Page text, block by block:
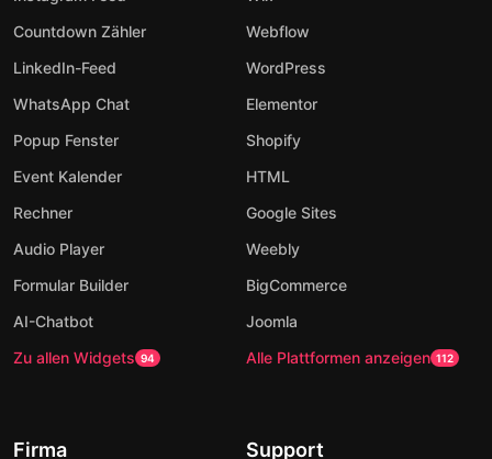
Countdown Zähler
LinkedIn-Feed
WhatsApp Chat
Popup Fenster
Event Kalender
Rechner
Audio Player
Formular Builder
AI-Chatbot
Zu allen Widgets 94
Webflow
WordPress
Elementor
Shopify
HTML
Google Sites
Weebly
BigCommerce
Joomla
Alle Plattformen anzeigen 112
Firma Support